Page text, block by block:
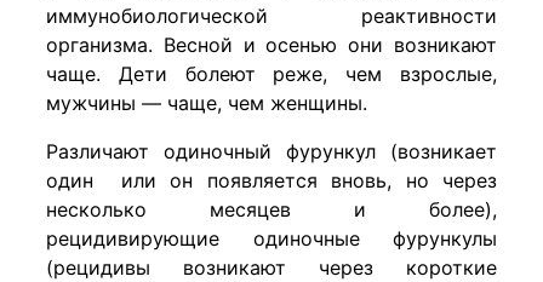
иммунобиологической реактивности
организма. Весной и осенью они возникают
чаще. Дети болеют реже, чем взрослые,
мужчины — чаще, чем женщины.
Различают одиночный фурункул (возникает
один или он появляется вновь, но через
несколько месяцев и более),
рецидивирующие одиночные фурункулы
(рецидивы возникают через короткие